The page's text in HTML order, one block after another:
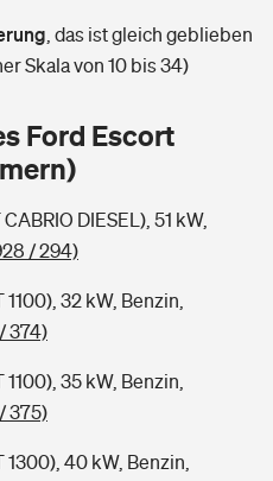
ist Ihr Haus?
finden
für deine Kids
finden
ich im Alter?
das ist gleich geblieben
Skala von 10 bis 34)
Ford Escort
DIESEL), 51 kW,
/ 294)
32 kW, Benzin,
374)
35 kW, Benzin,
375)
1300), 40 kW, Benzin,